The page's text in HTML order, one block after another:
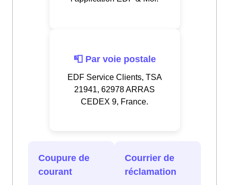
📮 Par voie postale
EDF Service Clients, TSA
21941, 62978 ARRAS
CEDEX 9, France.
Coupure de
courant
Courrier de
réclamation